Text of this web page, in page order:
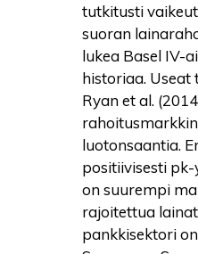
tutkitusti
suoran
lukea Basel IV-
historiaa. Useat
Ryan et al.
luotonsaantia.
positiivisesti
on suurempi
rajoitettua
pankkisektori